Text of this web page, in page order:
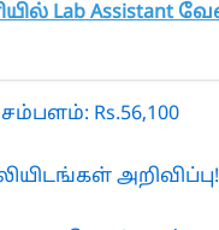
Lab Assistant
Rs.56,100
அறிவிப்பு!